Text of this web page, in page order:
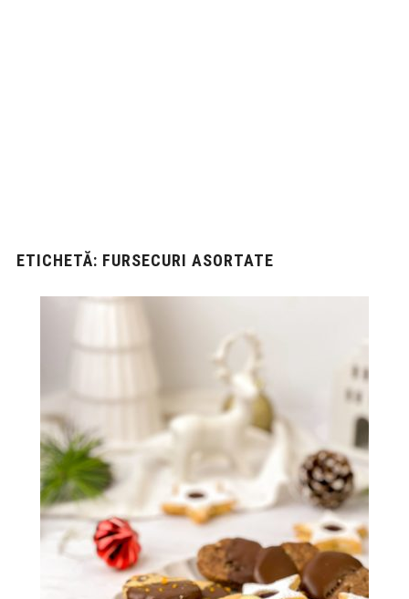
ETICHETĂ: FURSECURI ASORTATE